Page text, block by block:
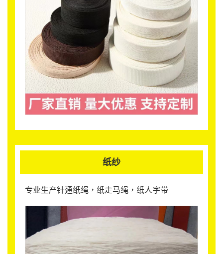
纸纱
专业生产针通纸绳，纸走马绳，纸人字带